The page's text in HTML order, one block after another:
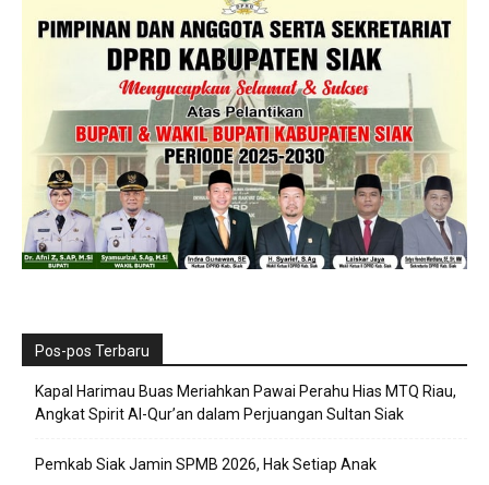
Pos-pos Terbaru
Kapal Harimau Buas Meriahkan Pawai Perahu Hias MTQ Riau,
Angkat Spirit Al-Qur’an dalam Perjuangan Sultan Siak
Pemkab Siak Jamin SPMB 2026, Hak Setiap Anak